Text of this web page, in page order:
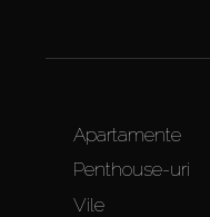
Apartamente
Penthouse-uri
Vile